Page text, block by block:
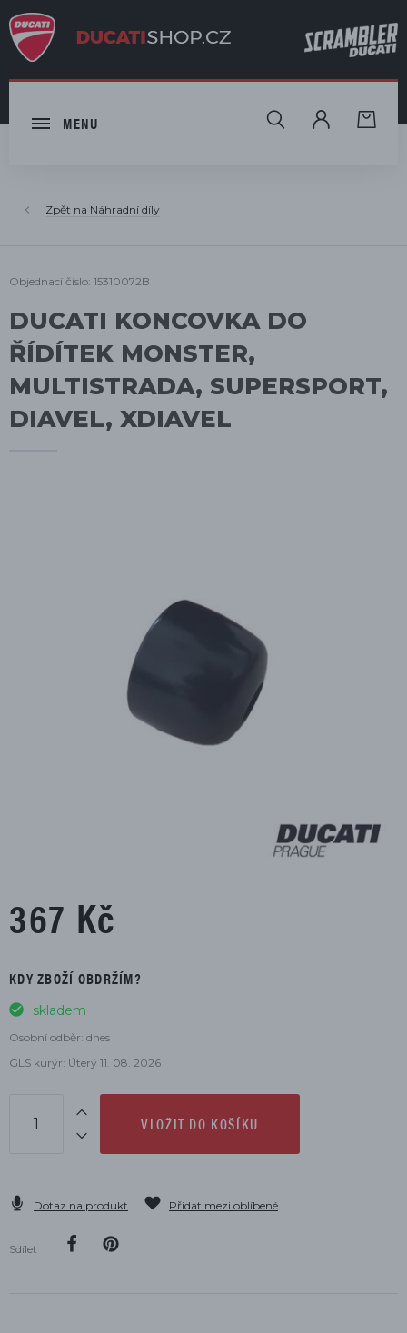
MENU HLEDAT
Náhradní díly
Objednací číslo: 15310072B
DUCATI KONCOVKA DO
ŘÍDÍTEK MONSTER,
MULTISTRADA, SUPERSPORT,
DIAVEL, XDIAVEL
367 Kč
KDY ZBOŽÍ OBDRŽÍM?
skladem
Osobní odběr: dnes
GLS kurýr: Úterý 11. 08. 2026
VLOŽIT DO KOŠÍKU
Dotaz na produkt Přidat mezi oblíbené
Sdílet